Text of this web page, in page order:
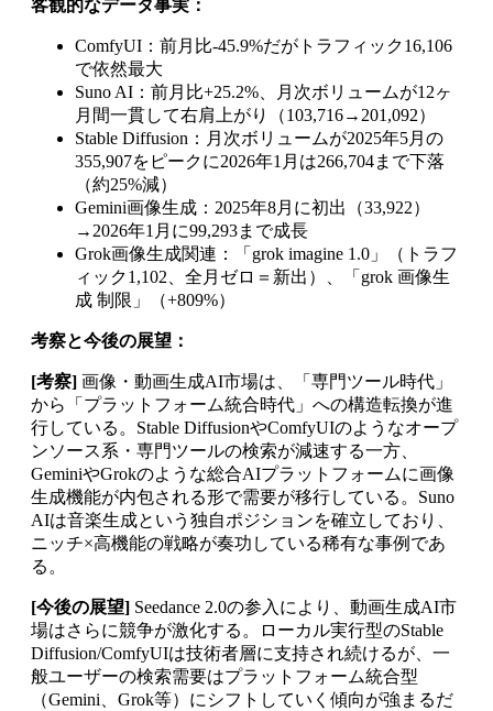
客観的なデータ事実：
ComfyUI：前月比-45.9%だがトラフィック16,106
で依然最大
Suno AI：前月比+25.2%、月次ボリュームが12ヶ
月間一貫して右肩上がり（103,716→201,092）
Stable Diffusion：月次ボリュームが2025年5月の
355,907をピークに2026年1月は266,704まで下落
（約25%減）
Gemini画像生成：2025年8月に初出（33,922）
→2026年1月に99,293まで成長
Grok画像生成関連：「grok imagine 1.0」（トラフ
ィック1,102、全月ゼロ＝新出）、「grok 画像生
成 制限」（+809%）
考察と今後の展望：
[考察] 画像・動画生成AI市場は、「専門ツール時代」
から「プラットフォーム統合時代」への構造転換が進
行している。Stable DiffusionやComfyUIのようなオープ
ンソース系・専門ツールの検索が減速する一方、
GeminiやGrokのような総合AIプラットフォームに画像
生成機能が内包される形で需要が移行している。Suno
AIは音楽生成という独自ポジションを確立しており、
ニッチ×高機能の戦略が奏功している稀有な事例であ
る。
[今後の展望] Seedance 2.0の参入により、動画生成AI市
場はさらに競争が激化する。ローカル実行型のStable
Diffusion/ComfyUIは技術者層に支持され続けるが、一
般ユーザーの検索需要はプラットフォーム統合型
（Gemini、Grok等）にシフトしていく傾向が強まるだ